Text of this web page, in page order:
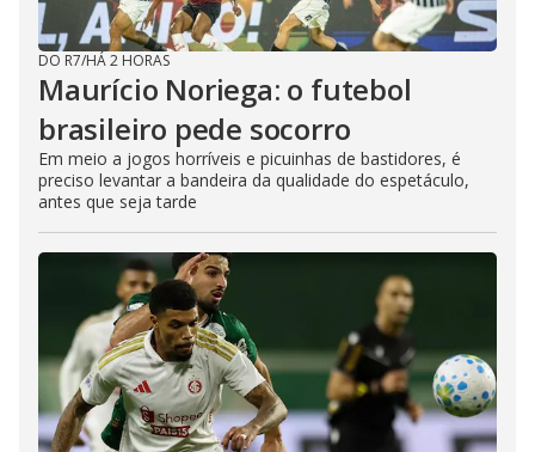
DO R7/HÁ 2 HORAS
Maurício Noriega: o futebol
brasileiro pede socorro
Em meio a jogos horríveis e picuinhas de bastidores, é
preciso levantar a bandeira da qualidade do espetáculo,
antes que seja tarde